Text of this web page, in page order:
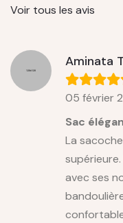
Voir tous les avis
Aminata
05 février
Sac
La
avec ses